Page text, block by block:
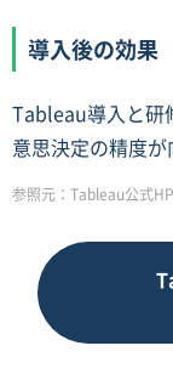
導入後の効果
Tableau導入と研
意思決定の精度が
参照元：Tableau公式